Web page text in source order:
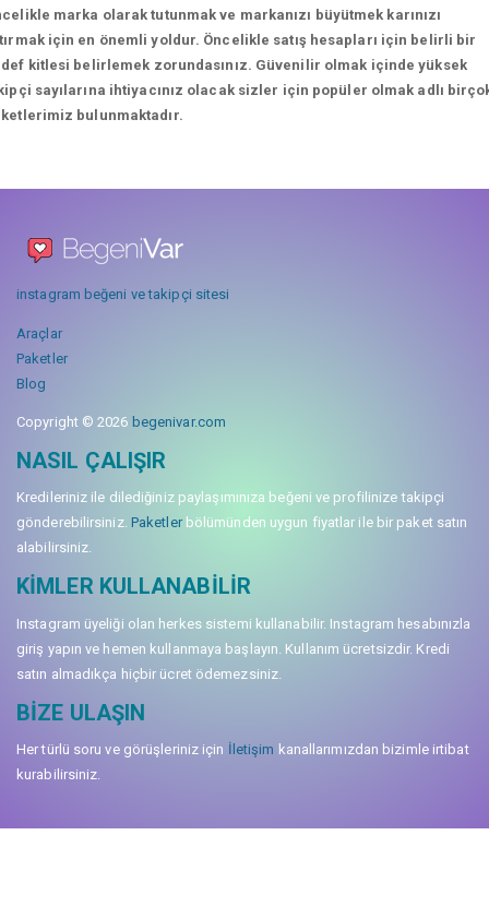
marka olarak tutunmak ve markanızı büyütmek karınızı
için en önemli yoldur. Öncelikle satış hesapları için belirli bir
kitlesi belirlemek zorundasınız. Güvenilir olmak içinde yüksek
sayılarına ihtiyacınız olacak sizler için popüler olmak adlı
bulunmaktadır.
instagram beğeni ve takipçi sitesi
Araçlar
Paketler
Blog
Copyright © 2026 begenivar.com
NASIL ÇALIŞIR
Kredileriniz ile dilediğiniz paylaşımınıza beğeni ve profilinize takipçi
gönderebilirsiniz. Paketlerbölümünden uygun fiyatlar ile bir paket satın
alabilirsiniz.
KIMLER KULLANABILIR
Instagram üyeliği olan herkes sistemi kullanabilir. Instagram hesabınızla
giriş yapın ve hemen kullanmaya başlayın. Kullanım ücretsizdir. Kredi
satın almadıkça hiçbir ücret ödemezsiniz.
BIZE ULAŞIN
Her türlü soru ve görüşleriniz için İletişim kanallarımızdan bizimle irtibat
kurabilirsiniz.